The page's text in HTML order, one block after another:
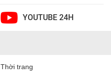
YOUTUBE 24H
Thời trang